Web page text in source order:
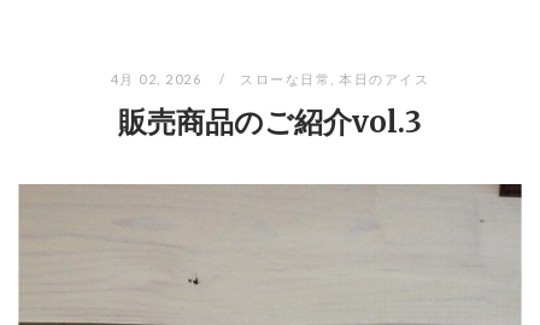
4月 02, 2026 スローな日常 ,本日のアイス
販売商品のご紹介vol.3